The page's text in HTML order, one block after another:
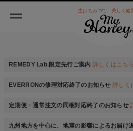
生はちみつで、美しく健
REMEDY Lab.限定先行ご案内 詳しくはこちら
EVERRONの修理対応終了のお知らせ 詳しく
定期便・通常注文の同梱対応終了のお知らせ
九州地方を中心に、地震の影響によるお届け